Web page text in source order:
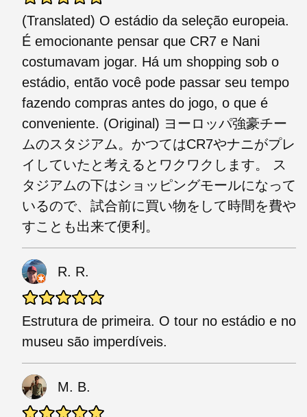
(Translated) O estádio da seleção europeia.
É emocionante pensar que CR7 e Nani
costumavam jogar. Há um shopping sob o
estádio, então você pode passar seu tempo
fazendo compras antes do jogo, o que é
conveniente. (Original) ヨーロッパ強豪チー
ムのスタジアム。かつてはCR7やナニがプレ
イしていたと考えるとワクワクします。 ス
タジアムの下はショッピングモールになって
いるので、試合前に買い物をして時間を費や
すことも出来て便利。
R. R.
Estrutura de primeira. O tour no estádio e no
museu são imperdíveis.
M. B.